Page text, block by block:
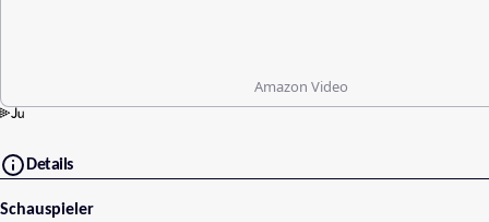
Amazon Video
Details
Schauspieler